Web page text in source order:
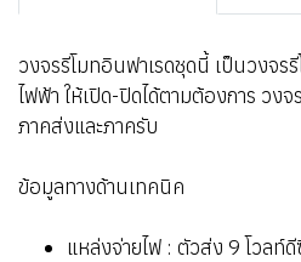
วงจรรีโมทอินฟาเรดชุดนี้ เป็นวงจ
ไฟฟ้า ให้เปิด-ปิดได้ตามต้องการ ว
ภาคส่งและภาครับ
ข้อมูลทางด้านเทคนิค
แหล่งจ่ายไฟ : ตัวส่ง 9 โวลท์